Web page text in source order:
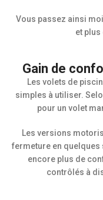
Vous passez ainsi
et plus
Gain de
Les volets de
simples à utiliser.
pour un volet
Les versions
fermeture en quelques
encore plus de
contrôlés à